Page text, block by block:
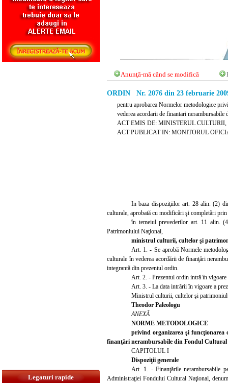
Legaturi rapide
Anunţă-mă când se modifică
ORDIN Nr. 2076 din 23 februarie
pentru aprobarea Normelor metodologice
vederea acordarii de finantari
ACT EMIS DE: MINISTERUL
ACT PUBLICAT IN: MONITORUL
In baza dispoziţiilor art. 28 alin. (2)
culturale, aprobată cu modificări şi completări
în temeiul prevederilor art. 11 alin.
Patrimoniului Naţional,
ministrul culturii, cultelor şi
Art. 1. - Se aprobă Normele
culturale în vederea acordării de finanţări
integrantă din prezentul ordin.
Art. 2. - Prezentul ordin intră în
Art. 3. - La data intrării în vigoare a
Ministrul culturii, cultelor şi
Theodor Paleologu
ANEXĂ
NORME METODOLOGICE
privind organizarea şi funcţionarea
finanţări nerambursabile din Fondul Cultural
CAPITOLUL I
Dispoziţii generale
Art. 1.
- Finanţările nerambursabile
Administraţiei Fondului Cultural Naţional,